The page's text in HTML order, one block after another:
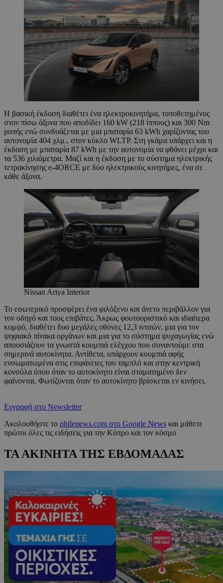
Η βασική έκδοση διαθέτει ένα ηλεκτροκινητήρα, τοποθετημένος
στον πίσω άξονα που αποδίδει 160 kW (218 ίππους) και 300 Nm
ροπής ενώ συνδυάζεται με μια μπαταρία 63 kWh χαρίζοντας του
αυτονομία 404 χλμ., στον κύκλο WLTP. Στη γκάμα υπάρχει και η
έκδοση με μπαταρία 87 kWh με την αυτονομία να φθάνει μέχρι και
τα 536 χιλιόμετρα. Μαζί και η έκδοση με το σύστημα ηλεκτρικής
τετρακίνησης e-4ORCE με δύο ηλεκτρικούς κινητήρες, ένα σε
κάθε άξονα.
Nissan Ariya Interior
Το εσωτερικό προσφέρει ένα φιλόξενο και άνετο περιβάλλον για
τον οδηγό και τους επιβάτες. Άκρως φουτουριστικό και ιδιαίτερα
κομψό, διαθέτει δυο μεγάλες οθόνες 12,3 ιντσών, μια για τον
ψηφιακό πίνακα οργάνων και μια για το σύστημα ψυχαγωγίας ενώ
απουσιάζουν τα γνωστά κουμπιά ελέγχου που συναντούμε στα
σημερινά αυτοκίνητα. Αντίθετα, υπάρχουν κουμπιά αφής
ενσωματωμένα στις επιφάνειες του ταμπλό και στην κεντρική
κονσόλα όπου όταν το αυτοκίνητο είναι σταματημένο δεν
φαίνονται. Φωτίζονται όταν το αυτοκίνητο βρίσκεται εν κινήσει.
Εγγραφή στο Newsletter
Ακολουθήστε το philenews.com στο Google News και μάθετε
πρώτοι όλες τις ειδήσεις για την Κύπρο και τον κόσμο
ΤΑ ΑΚΙΝΗΤΑ ΤΗΣ ΕΒΔΟΜΑΔΑΣ